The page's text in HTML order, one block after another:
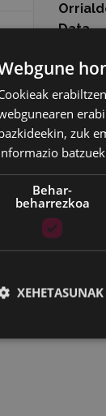
Data
zuk
Behar-
beharrezkoa